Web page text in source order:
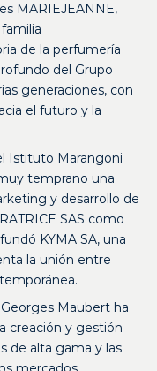
MARIEJEANNE,
de la perfumería
del Grupo
generaciones, con
el futuro y la
Istituto Marangoni
temprano una
y desarrollo de
SAS como
KYMA SA, una
la unión entre
Maubert ha
creación y gestión
de alta gama y las